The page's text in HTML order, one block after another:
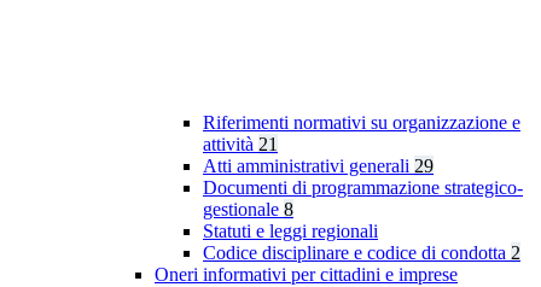
Riferimenti normativi su organizzazione e
attività 21
Atti amministrativi generali 29
Documenti di programmazione strategico-
gestionale 8
Statuti e leggi regionali
Codice disciplinare e codice di condotta 2
Oneri informativi per cittadini e imprese